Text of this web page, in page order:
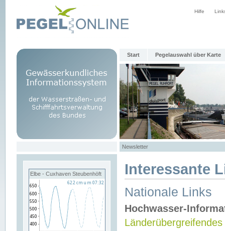
Hilfe
Start Pegelauswahl über Karte
Newsletter
Elbe - Cuxhaven Steubenhöft Interessante
Nationale Links
Hochwasser-